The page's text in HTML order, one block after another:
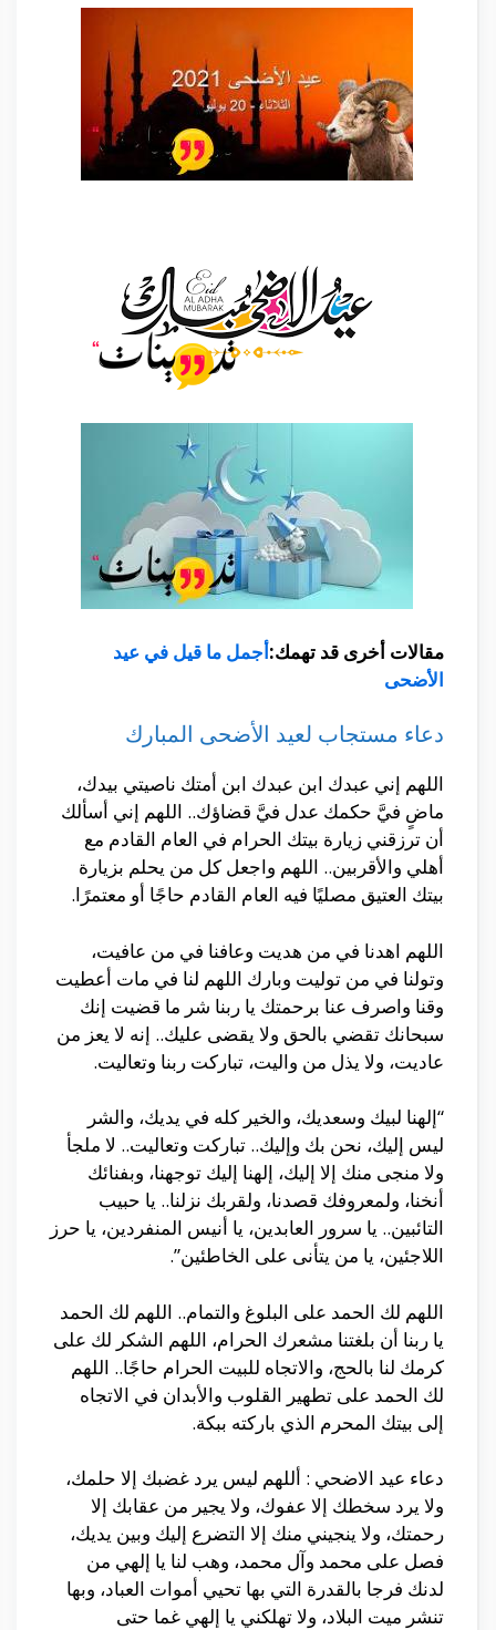
مقالات أخرى قد تهمك:أجمل ما قيل في عيد
الأضحى
دعاء مستجاب لعيد الأضحى المبارك
اللهم إني عبدك ابن عبدك ابن أمتك ناصيتي بيدك،
ماضٍ فيَّ حكمك عدل فيَّ قضاؤك.. اللهم إني أسألك
أن ترزقني زيارة بيتك الحرام في العام القادم مع
أهلي والأقربين.. اللهم واجعل كل من يحلم بزيارة
بيتك العتيق مصليًا فيه العام القادم حاجًا أو معتمرًا.
اللهم اهدنا في من هديت وعافنا في من عافيت،
وتولنا في من توليت وبارك اللهم لنا في مات أعطيت
وقنا واصرف عنا برحمتك يا ربنا شر ما قضيت إنك
سبحانك تقضي بالحق ولا يقضى عليك.. إنه لا يعز من
عاديت، ولا يذل من واليت، تباركت ربنا وتعاليت.
“إلهنا لبيك وسعديك، والخير كله في يديك، والشر
ليس إليك، نحن بك وإليك.. تباركت وتعاليت.. لا ملجأ
ولا منجى منك إلا إليك، إلهنا إليك توجهنا، وبفنائك
أنخنا، ولمعروفك قصدنا، ولقربك نزلنا.. يا حبيب
التائبين.. يا سرور العابدين، يا أنيس المنفردين، يا حرز
اللاجئين، يا من يتأنى على الخاطئين”.
اللهم لك الحمد على البلوغ والتمام.. اللهم لك الحمد
يا ربنا أن بلغتنا مشعرك الحرام، اللهم الشكر لك على
كرمك لنا بالحج، والاتجاه للبيت الحرام حاجًا.. اللهم
لك الحمد على تطهير القلوب والأبدان في الاتجاه
إلى بيتك المحرم الذي باركته ببكة.
دعاء عيد الاضحي : أللهم ليس يرد غضبك إلا حلمك،
ولا يرد سخطك إلا عفوك، ولا يجير من عقابك إلا
رحمتك، ولا ينجيني منك إلا التضرع إليك وبين يديك،
فصل على محمد وآل محمد، وهب لنا يا إلهي من
لدنك فرجا بالقدرة التي بها تحيي أموات العباد، وبها
تنشر ميت البلاد، ولا تهلكني يا إلهي غما حتى